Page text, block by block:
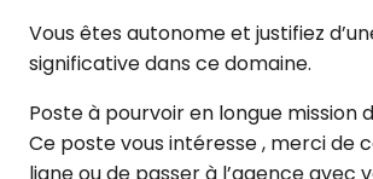
Vous êtes autonome et justifiez
significative dans ce domaine.
Poste à pourvoir en longue mission
Ce poste vous intéresse , merci de